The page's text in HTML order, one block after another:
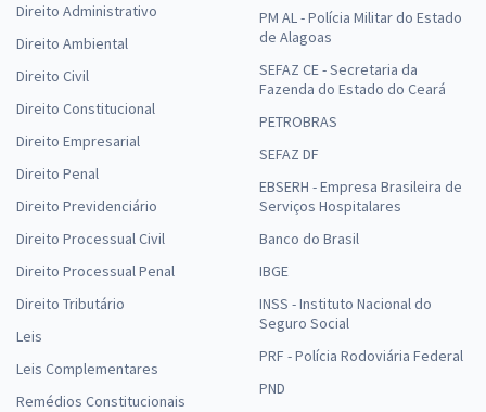
Direito Administrativo
Direito Ambiental
Direito Civil
Direito Constitucional
Direito Empresarial
Direito Penal
Direito Previdenciário
Direito Processual Civil
Direito Processual Penal
Direito Tributário
Leis
Leis Complementares
Remédios Constitucionais
PM AL - Polícia Militar do Estado
de Alagoas
SEFAZ CE - Secretaria da
Fazenda do Estado do Ceará
PETROBRAS
SEFAZ DF
EBSERH - Empresa Brasileira de
Serviços Hospitalares
Banco do Brasil
IBGE
INSS - Instituto Nacional do
Seguro Social
PRF - Polícia Rodoviária Federal
PND